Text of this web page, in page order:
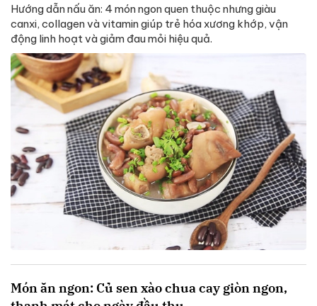
Hướng dẫn nấu ăn: 4 món ngon quen thuộc nhưng giàu
canxi, collagen và vitamin giúp trẻ hóa xương khớp, vận
động linh hoạt và giảm đau mỏi hiệu quả.
Món ăn ngon: Củ sen xào chua cay giòn ngon,